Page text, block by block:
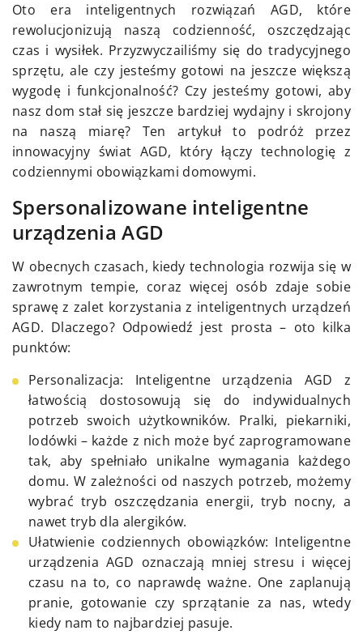
Oto era inteligentnych rozwiązań AGD, które
rewolucjonizują naszą codzienność, oszczędzając
czas i wysiłek. Przyzwyczailiśmy się do tradycyjnego
sprzętu, ale czy jesteśmy gotowi na jeszcze większą
wygodę i funkcjonalność? Czy jesteśmy gotowi, aby
nasz dom stał się jeszcze bardziej wydajny i skrojony
na naszą miarę? Ten artykuł to podróż przez
innowacyjny świat AGD, który łączy technologię z
codziennymi obowiązkami domowymi.
Spersonalizowane inteligentne
urządzenia AGD
W obecnych czasach, kiedy technologia rozwija się w
zawrotnym tempie, coraz więcej osób zdaje sobie
sprawę z zalet korzystania z inteligentnych urządzeń
AGD. Dlaczego? Odpowiedź jest prosta – oto kilka
punktów:
Personalizacja: Inteligentne urządzenia AGD z
łatwością dostosowują się do indywidualnych
potrzeb swoich użytkowników. Pralki, piekarniki,
lodówki – każde z nich może być zaprogramowane
tak, aby spełniało unikalne wymagania każdego
domu. W zależności od naszych potrzeb, możemy
wybrać tryb oszczędzania energii, tryb nocny, a
nawet tryb dla alergików.
Ułatwienie codziennych obowiązków: Inteligentne
urządzenia AGD oznaczają mniej stresu i więcej
czasu na to, co naprawdę ważne. One zaplanują
pranie, gotowanie czy sprzątanie za nas, wtedy
kiedy nam to najbardziej pasuje.